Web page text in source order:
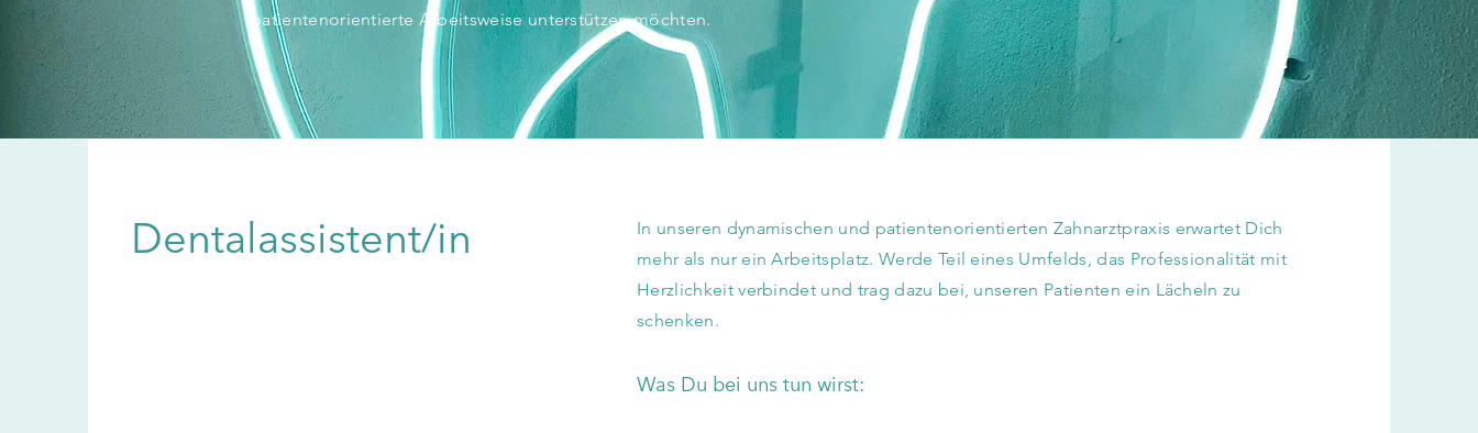
patientenorientierte Arbeitsweise unterstützen möchten.
Dentalassistent/in
In unseren dynamischen und patientenorientierten Zahnarztpraxis erwartet Dich
mehr als nur ein Arbeitsplatz. Werde Teil eines Umfelds, das Professionalität mit
Herzlichkeit verbindet und trag dazu bei, unseren Patienten ein Lächeln zu
schenken.
Was Du bei uns tun wirst: